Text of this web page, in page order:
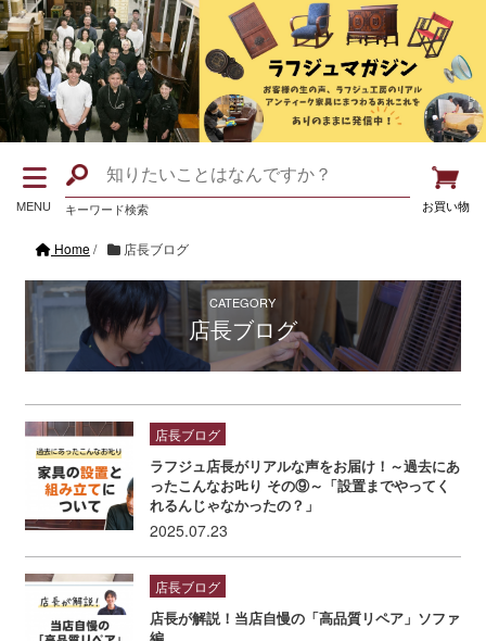
お買い物
MENU キーワード検索
Home/ 店長ブログ
CATEGORY
店長ブログ
店長ブログ
ラフジュ店長がリアルな声をお届け！～過去にあ
ったこんなお𠮟り その⑨～「設置までやってく
れるんじゃなかったの？」
2025.07.23
店長ブログ
店長が解説！当店自慢の「高品質リペア」ソファ